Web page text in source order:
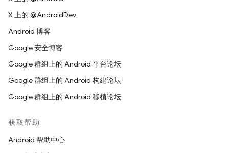
X 上的 @AndroidDev
Android 博客
Google 安全博客
Google 群组上的 Android 平台论坛
Google 群组上的 Android 构建论坛
Google 群组上的 Android 移植论坛
获取帮助
Android 帮助中心